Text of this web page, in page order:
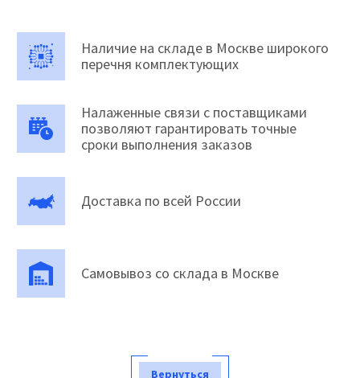
Наличие на складе в Москве широкого
перечня комплектующих
Налаженные связи с поставщиками
позволяют гарантировать точные
сроки выполнения заказов
Доставка по всей России
Самовывоз со склада в Москве
Вернуться